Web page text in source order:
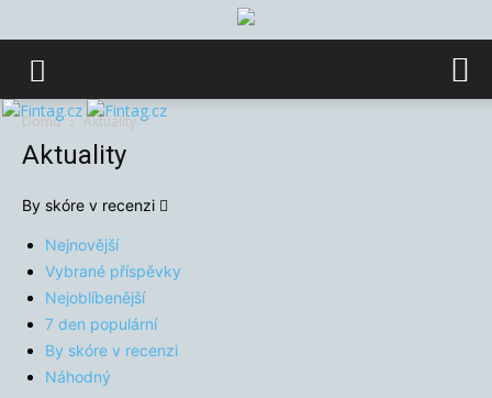
Domů Aktuality
Aktuality
By skóre v recenzi
Nejnovější
Vybrané příspěvky
Nejoblíbenější
7 den populární
By skóre v recenzi
Náhodný